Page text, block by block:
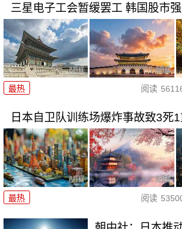
三星电子工会暂缓罢工 韩国股市
最热 阅读
日本自卫队训练场爆炸事故致3死
最热 阅读